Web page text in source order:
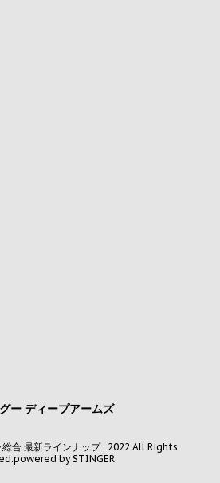
ー ディープアームズ
合 最新ラインナップ , 2022 All Rights
powered by STINGER